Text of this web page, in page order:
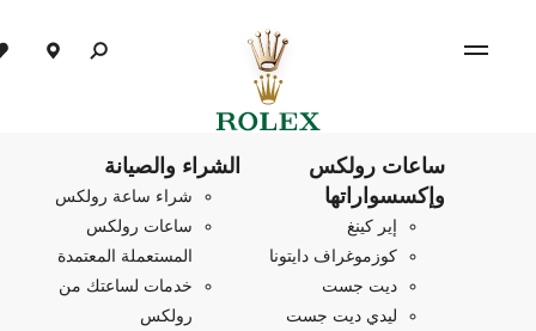
ساعات رولكس
وإكسسواراتها
إير كينغ
كوزموغراف دايتونا
ديت جست
ليدي ديت جست
الشراء والصيانة
شراء ساعة رولكس
ساعات رولكس
المستعملة المعتمدة
خدمات لساعتك من
رولكس